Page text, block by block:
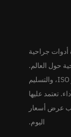
أدوات جراحية
حول العالم.
تضمن عمليات التصنيع المتوافقة مع معايير ISO، والتسليم
تعتمد عليها
عرض أسعار
اليوم.